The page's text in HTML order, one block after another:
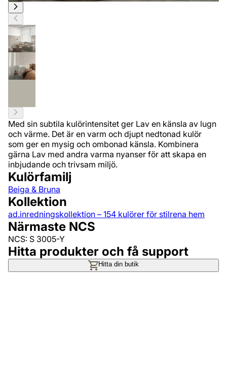
Med sin subtila kulörintensitet ger Lav en känsla av lugn
och värme. Det är en varm och djupt nedtonad kulör
som ger en mysig och ombonad känsla. Kombinera
gärna Lav med andra varma nyanser för att skapa en
inbjudande och trivsam miljö.
Kulörfamilj
Beiga & Bruna
Kollektion
ad.inredningskollektion – 154 kulörer för stilrena hem
Närmaste NCS
NCS: S 3005-Y
Hitta produkter och få support
Hitta din butik